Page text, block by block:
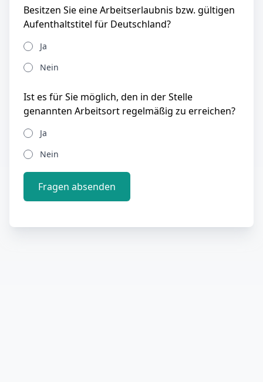
Besitzen Sie eine Arbeitserlaubnis bzw. gültigen
Aufenthaltstitel für Deutschland?
Ja
Nein
Ist es für Sie möglich, den in der Stelle
genannten Arbeitsort regelmäßig zu erreichen?
Ja
Nein
Fragen absenden